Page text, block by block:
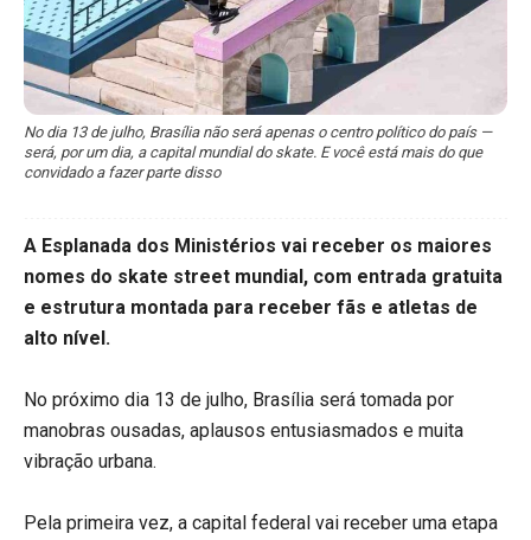
No dia 13 de julho, Brasília não será apenas o centro político do país —
será, por um dia, a capital mundial do skate. E você está mais do que
convidado a fazer parte disso
A Esplanada dos Ministérios vai receber os maiores
nomes do skate street mundial, com entrada gratuita
e estrutura montada para receber fãs e atletas de
alto nível.
No próximo dia 13 de julho, Brasília será tomada por
manobras ousadas, aplausos entusiasmados e muita
vibração urbana.
Pela primeira vez, a capital federal vai receber uma etapa